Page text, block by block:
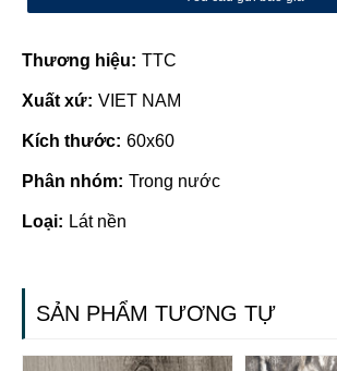
Thương hiệu: TTC
Xuất xứ: VIET NAM
Kích thước: 60x60
Phân nhóm: Trong nước
Loại: Lát nền
SẢN PHẨM TƯƠNG TỰ